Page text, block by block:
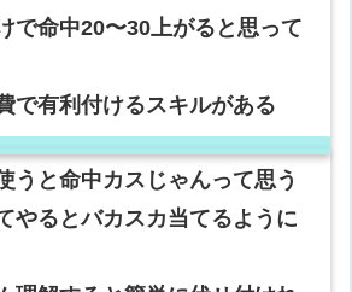
で命中20〜30上がると思って
で有利付けるスキルがある
うと命中カスじゃんって思う
やるとバカスカ当てるように